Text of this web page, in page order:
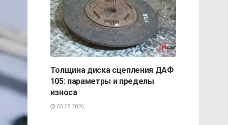
Толщина диска сцепления ДАФ
105: параметры и пределы
износа
03.08.2026